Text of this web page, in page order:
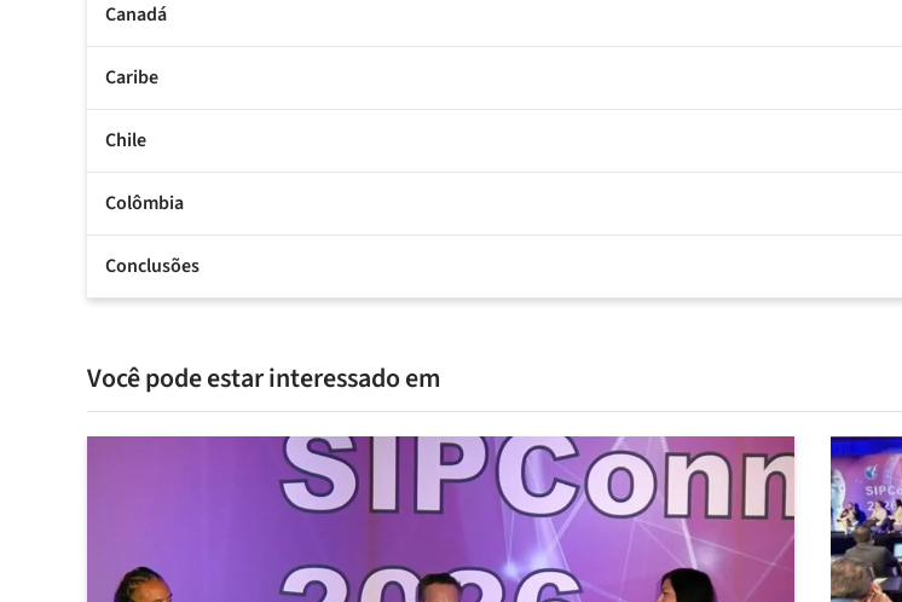
Canadá
Caribe
Chile
Colômbia
Conclusões
Você pode estar interessado em